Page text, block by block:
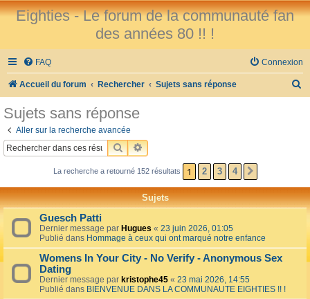
Eighties - Le forum de la communauté fan
des années 80 !! !
FAQ Connexion
Accueil du forum Rechercher Sujets sans réponse
h
r
Sujets sans réponse
Aller sur la recherche avancée
RECHERCHER
RECHERCHE AVANCÉE
La recherche a retourné 152 résultats 1 2 3 4
Sujets
Guesch Patti
Dernier message par Hugues « 23 juin 2026, 01:05
Publié dans Hommage à ceux qui ont marqué notre enfance
Womens In Your City - No Verify - Anonymous Sex
Dating
Dernier message par kristophe45 « 23 mai 2026, 14:55
Publié dans BIENVENUE DANS LA COMMUNAUTE EIGHTIES !! !